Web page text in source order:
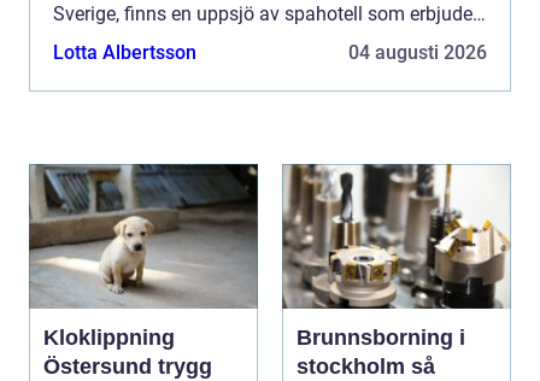
Sverige, finns en uppsjö av spahotell som erbjuder
en tillflykt fr&a...
Lotta Albertsson 04 augusti 2026
Kloklippning
Östersund trygg
Brunnsborning i
stockholm så